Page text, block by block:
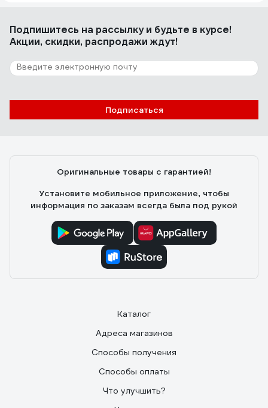
Подпишитесь на рассылкуи будьте в курсе!
Акции, скидки, распродажи ждут!
Подписаться
Оригинальные товары с гарантией!
Установите мобильное приложение, чтобы
информация по заказам всегда была под рукой
Каталог
Адреса магазинов
Способы получения
Способы оплаты
Что улучшить?